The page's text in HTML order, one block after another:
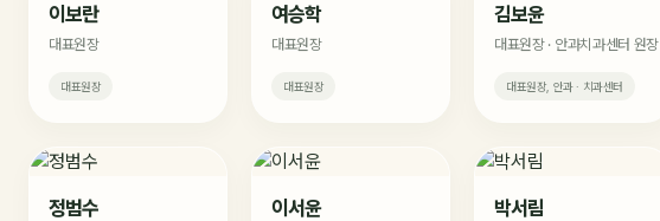
이보란
대표원장
대표원장
여승학
대표원장
대표원장
김보윤
대표원장 · 안과치과센터 원장
대표원장, 안과 · 치과센터
정범수 이서윤 박서림